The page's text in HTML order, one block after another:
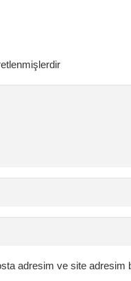
adresim ve site adresim